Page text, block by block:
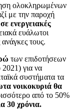
ολοκληρωμένων
με την παροχή
ενεργειακές
ευάλωτοι
τους.
των επιδοτήσεων
2021) για να
συστήματα τα
νοικοκυριά θα
από το 50%
30 χρόνια.